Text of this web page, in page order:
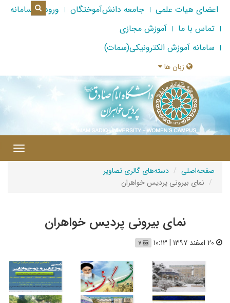
اعضای هیات علمی جامعه دانش‌آموختگان
ورود به سامانه
تماس با ما
آموزش مجازی
سامانه آموزش الکترونیکی(سمات)
زبان ها
صفحه‌اصلی
دسته‌های گالری تصاویر
نمای بیرونی پردیس خواهران
نمای بیرونی پردیس خواهران